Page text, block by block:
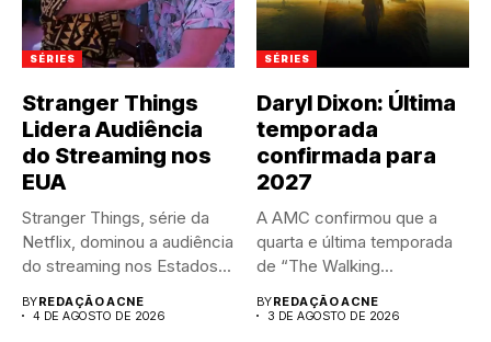
SÉRIES
Stranger Things
Lidera Audiência
do Streaming nos
EUA
Stranger Things, série da
Netflix, dominou a audiência
do streaming nos Estados...
BYREDAÇÃO ACNE
4 DE AGOSTO DE 2026
SÉRIES
Daryl Dixon: Última
temporada
confirmada para
2027
A AMC confirmou que a
quarta e última temporada
de “The Walking...
BYREDAÇÃO ACNE
3 DE AGOSTO DE 2026